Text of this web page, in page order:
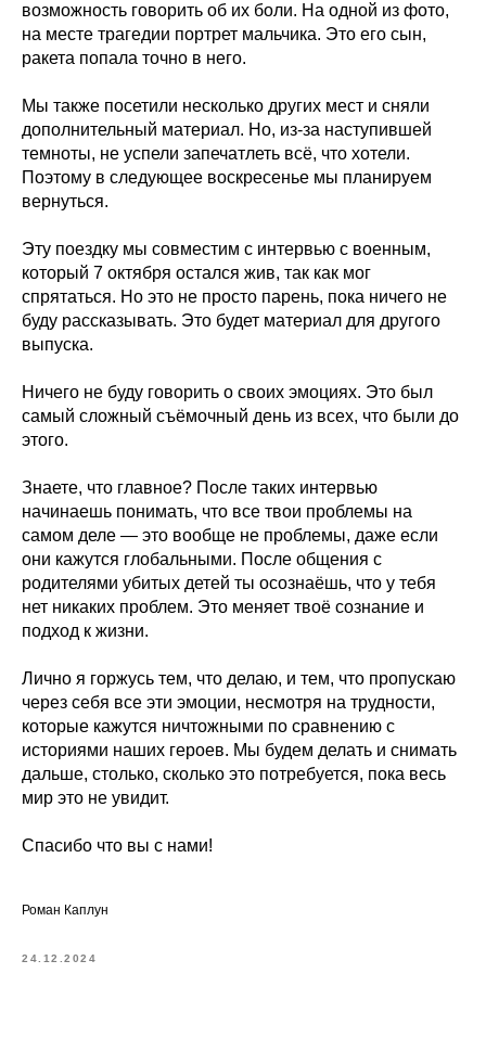
возможность говорить об их боли. На одной из фото,
на месте трагедии портрет мальчика. Это его сын,
ракета попала точно в него.
Мы также посетили несколько других мест и сняли
дополнительный материал. Но, из-за наступившей
темноты, не успели запечатлеть всё, что хотели.
Поэтому в следующее воскресенье мы планируем
вернуться.
Эту поездку мы совместим с интервью с военным,
который 7 октября остался жив, так как мог
спрятаться. Но это не просто парень, пока ничего не
буду рассказывать. Это будет материал для другого
выпуска.
Ничего не буду говорить о своих эмоциях. Это был
самый сложный съёмочный день из всех, что были до
этого.
Знаете, что главное? После таких интервью
начинаешь понимать, что все твои проблемы на
самом деле — это вообще не проблемы, даже если
они кажутся глобальными. После общения с
родителями убитых детей ты осознаёшь, что у тебя
нет никаких проблем. Это меняет твоё сознание и
подход к жизни.
Лично я горжусь тем, что делаю, и тем, что пропускаю
через себя все эти эмоции, несмотря на трудности,
которые кажутся ничтожными по сравнению с
историями наших героев. Мы будем делать и снимать
дальше, столько, сколько это потребуется, пока весь
мир это не увидит.
Спасибо что вы с нами!
Роман Каплун
24.12.2024